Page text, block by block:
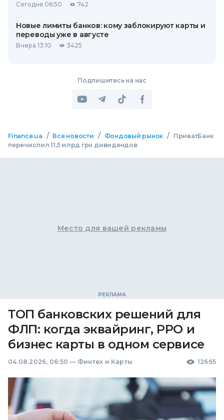
Сегодня 06:50 742
Новые лимиты банков: кому заблокируют карты и
переводы уже в августе
Вчера 13:10 3425
Подпишитесь на нас
Finance.ua / Все новости / Фондовый рынок /
ПриватБанк
перечислил 11,5 млрд грн дивидендов
Место для вашей рекламы
ТОП банковских решений для
ФЛП: когда эквайринг, РРО и
бизнес карты в одном сервисе
04.08.2026, 06:50 — Финтех и Карты 12665